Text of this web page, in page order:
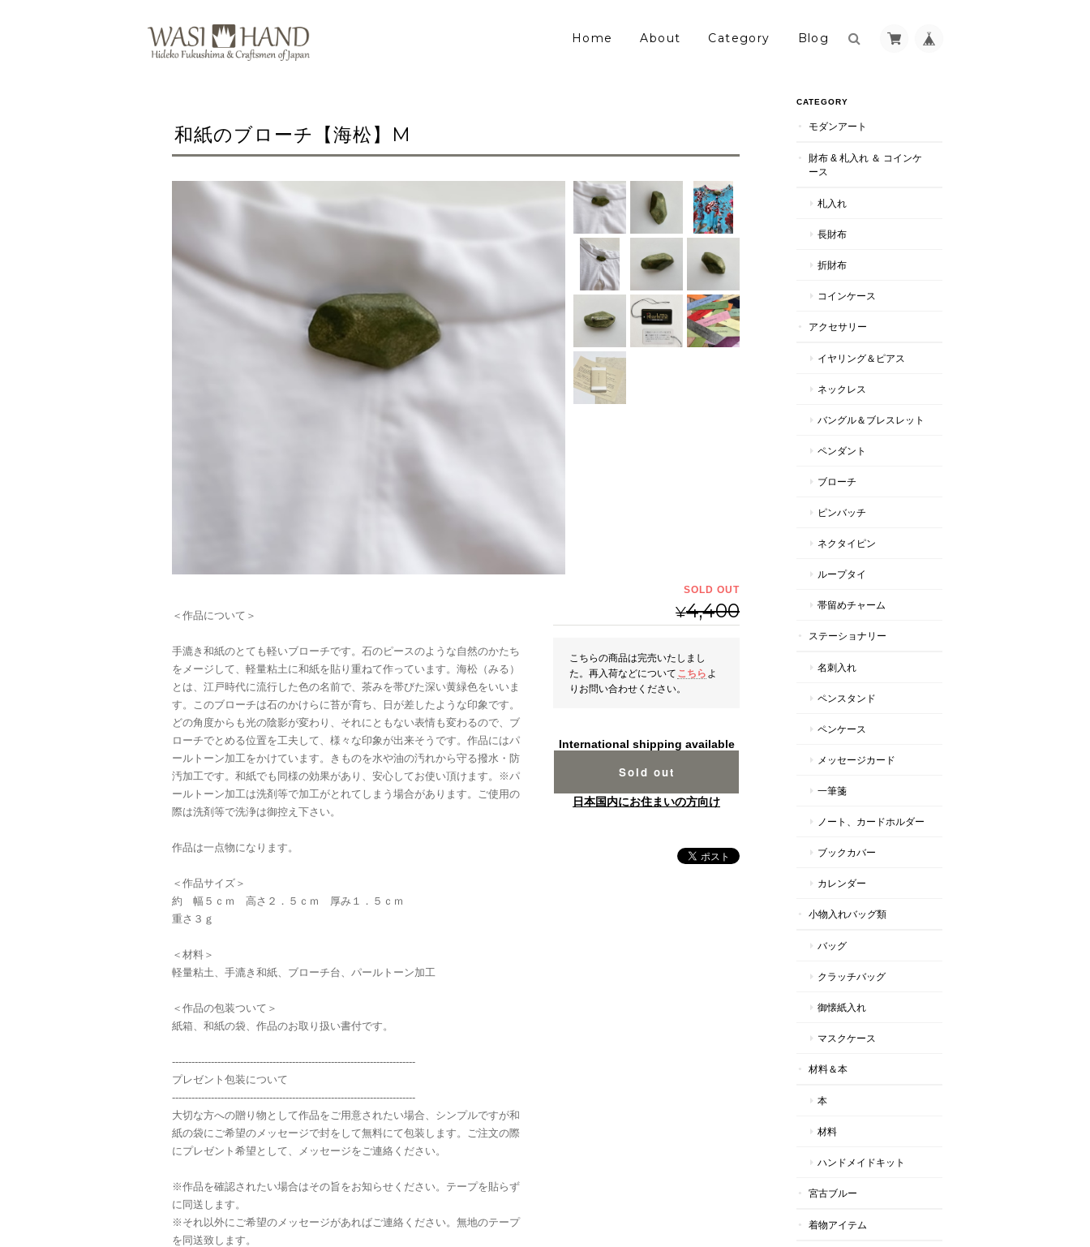
Home About Category Blog
和紙のブローチ【海松】M
＜作品について＞
手漉き和紙のとても軽いブローチです。石のピースのような自然のかたち
をメージして、軽量粘土に和紙を貼り重ねて作っています。海松（みる）
とは、江戸時代に流行した色の名前で、茶みを帯びた深い黄緑色をいいま
す。このブローチは石のかけらに苔が育ち、日が差したような印象です。
どの角度からも光の陰影が変わり、それにともない表情も変わるので、ブ
ローチでとめる位置を工夫して、様々な印象が出来そうです。作品にはパ
ールトーン加工をかけています。きものを水や油の汚れから守る撥水・防
汚加工です。和紙でも同様の効果があり、安心してお使い頂けます。※パ
ールトーン加工は洗剤等で加工がとれてしまう場合があります。ご使用の
際は洗剤等で洗浄は御控え下さい。
作品は一点物になります。
＜作品サイズ＞
約 幅５ｃｍ 高さ２．５ｃｍ 厚み１．５ｃｍ
重さ３ｇ
＜材料＞
軽量粘土、手漉き和紙、ブローチ台、パールトーン加工
＜作品の包装ついて＞
紙箱、和紙の袋、作品のお取り扱い書付です。
---------------------------------------------------------------------------
プレゼント包装について
---------------------------------------------------------------------------
大切な方への贈り物として作品をご用意されたい場合、シンプルですが和
紙の袋にご希望のメッセージで封をして無料にて包装します。ご注文の際
にプレゼント希望として、メッセージをご連絡ください。
※作品を確認されたい場合はその旨をお知らせください。テープを貼らず
に同送します。
※それ以外にご希望のメッセージがあればご連絡ください。無地のテープ
を同送致します。
¥4,400
SOLD OUT
こちらの商品は完売いたしまし
た。再入荷などについて こちら よ
りお問い合わせください。
International shipping available
Sold out
日本国内にお住まいの方向け
CATEGORY
モダンアート
財布 & 札入れ ＆ コインケ
ース
札入れ
長財布
折財布
コインケース
アクセサリー
イヤリング＆ピアス
ネックレス
バングル＆ブレスレット
ペンダント
ブローチ
ピンバッチ
ネクタイピン
ループタイ
帯留めチャーム
ステーショナリー
名刺入れ
ペンスタンド
ペンケース
メッセージカード
一筆箋
ノート、カードホルダー
ブックカバー
カレンダー
小物入れバッグ類
バッグ
クラッチバッグ
御懐紙入れ
マスクケース
材料＆本
本
材料
ハンドメイドキット
宮古ブルー
着物アイテム